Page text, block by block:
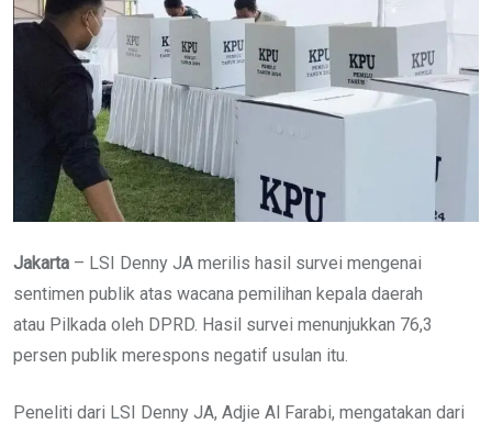
Jakarta – LSI Denny JA merilis hasil survei mengenai
sentimen publik atas wacana pemilihan kepala daerah
atau Pilkada oleh DPRD. Hasil survei menunjukkan 76,3
persen publik merespons negatif usulan itu.
Peneliti dari LSI Denny JA, Adjie Al Farabi, mengatakan dari